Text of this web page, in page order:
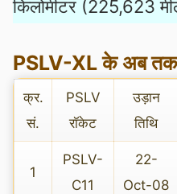
किलोमीटर (225,623
PSLV-XL के अब तक
क्र.
सं.
PSLV
रॉकेट
उड़ान
तिथि
1
PSLV-
C11
22-
Oct-08